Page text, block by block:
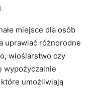
miejsce dla osób
uprawiać różnorodne
wioślarstwo czy
wypożyczalnie
umożliwiają